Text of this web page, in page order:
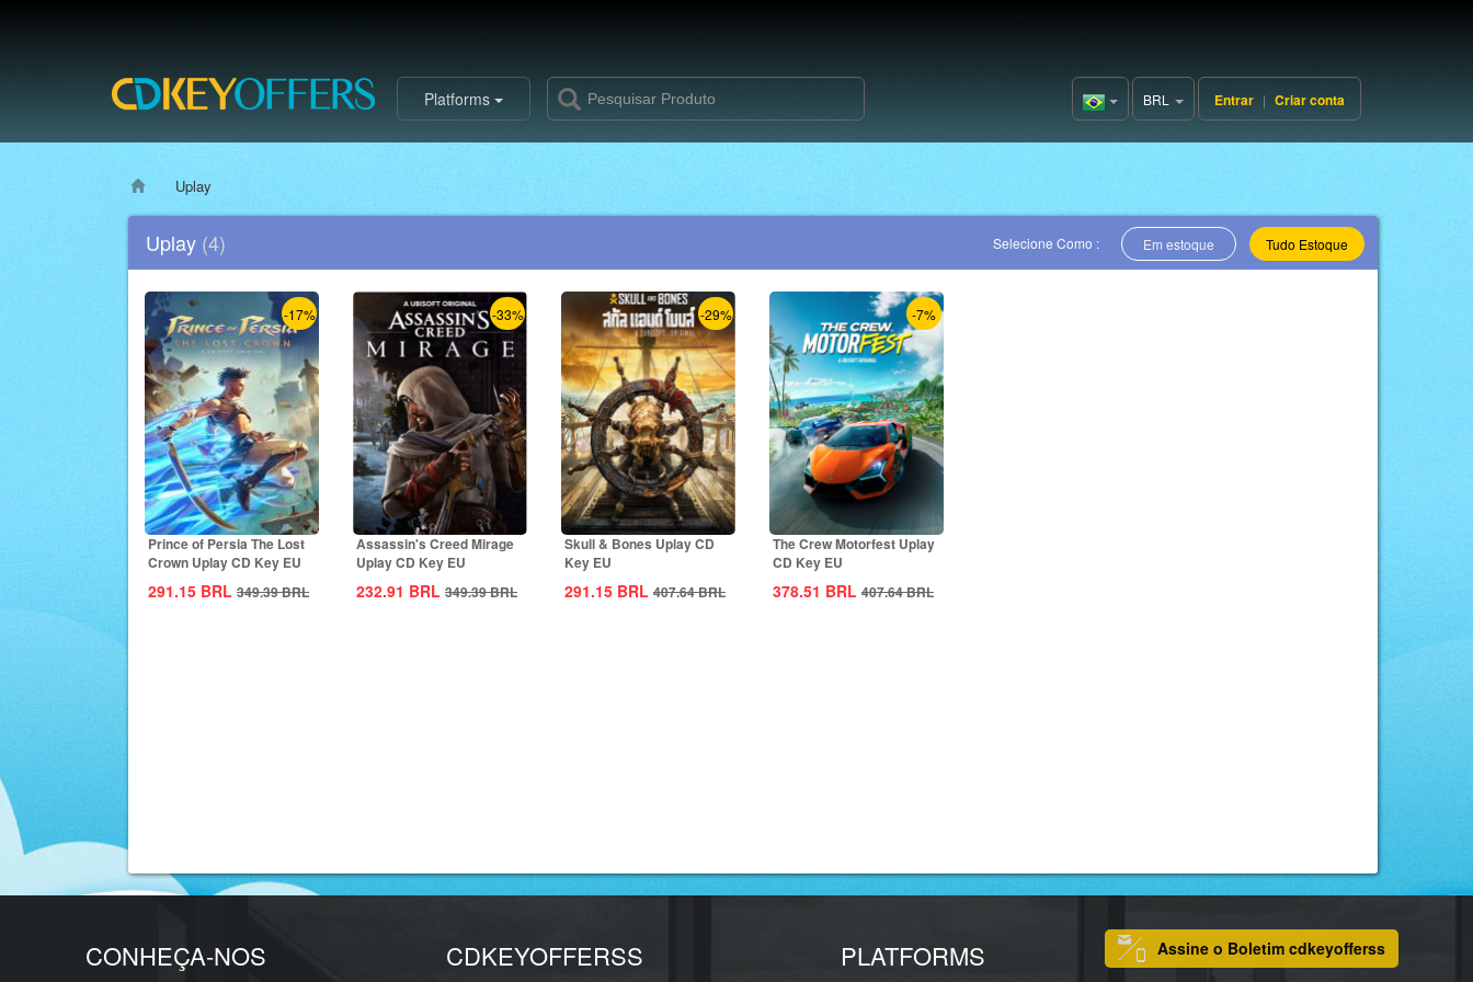
Platforms Brazil(Português)
BRL Entrar | Criar conta
Uplay
Uplay (4) Selecione Como : Em estoque Tudo Estoque
-17%
Prince of Persia The Lost
Crown Uplay CD Key EU
291.15 BRL 349.39BRL
-33%
Assassin's Creed Mirage
Uplay CD Key EU
232.91 BRL 349.39BRL
-29%
Skull & Bones Uplay CD
Key EU
291.15 BRL 407.64BRL
-7%
The Crew Motorfest Uplay
CD Key EU
378.51 BRL 407.64BRL
CONHEÇA-NOS CDKEYOFFERSS PLATFORMS Assine o Boletim cdkeyofferss